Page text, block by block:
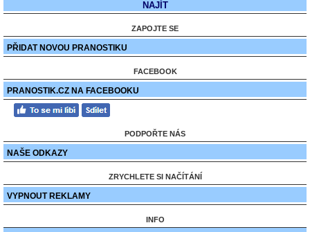
ZAPOJTE SE
PŘIDAT NOVOU PRANOSTIKU
FACEBOOK
PRANOSTIK.CZ NA FACEBOOKU
PODPOŘTE NÁS
NAŠE ODKAZY
ZRYCHLETE SI NAČÍTÁNÍ
VYPNOUT REKLAMY
INFO